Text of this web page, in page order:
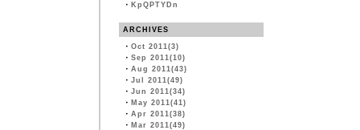
・ KpQPTYDn
ARCHIVES
・ Oct 2011(3)
・ Sep 2011(10)
・ Aug 2011(43)
・ Jul 2011(49)
・ Jun 2011(34)
・ May 2011(41)
・ Apr 2011(38)
・ Mar 2011(49)